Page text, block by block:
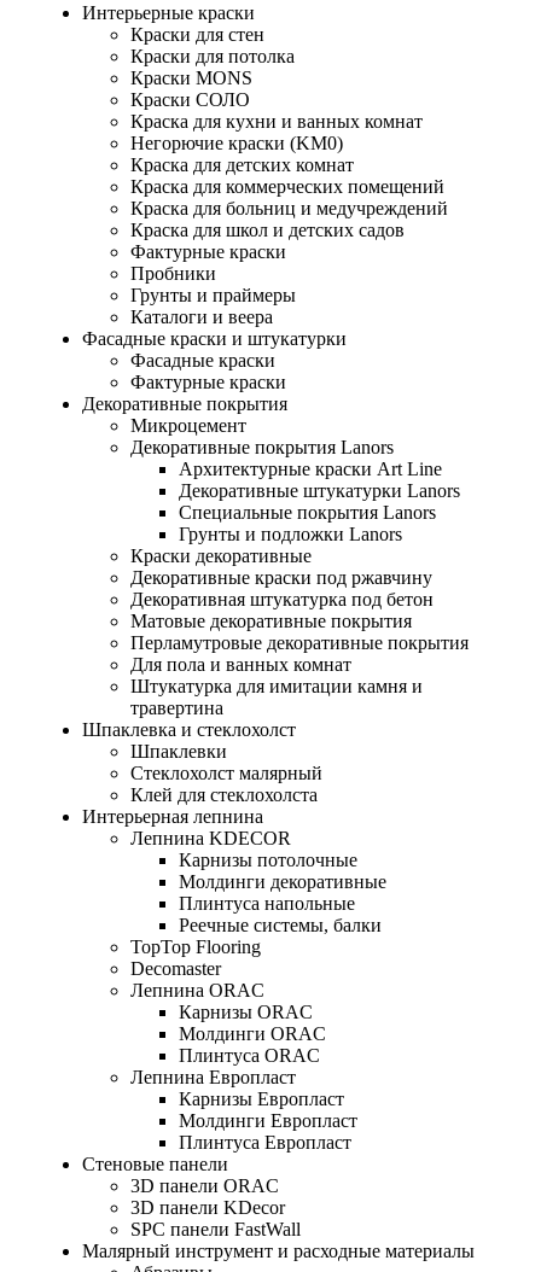
Интерьерные краски
Краски для стен
Краски для потолка
Краски MONS
Краски СОЛО
Краска для кухни и ванных комнат
Негорючие краски (KM0)
Краска для детских комнат
Краска для коммерческих помещений
Краска для больниц и медучреждений
Краска для школ и детских садов
Фактурные краски
Пробники
Грунты и праймеры
Каталоги и веера
Фасадные краски и штукатурки
Фасадные краски
Фактурные краски
Декоративные покрытия
Микроцемент
Декоративные покрытия Lanors
Архитектурные краски Art Line
Декоративные штукатурки Lanors
Специальные покрытия Lanors
Грунты и подложки Lanors
Краски декоративные
Декоративные краски под ржавчину
Декоративная штукатурка под бетон
Матовые декоративные покрытия
Перламутровые декоративные покрытия
Для пола и ванных комнат
Штукатурка для имитации камня и
травертина
Шпаклевка и стеклохолст
Шпаклевки
Стеклохолст малярный
Клей для стеклохолста
Интерьерная лепнина
Лепнина KDECOR
Карнизы потолочные
Молдинги декоративные
Плинтуса напольные
Реечные системы, балки
TopTop Flooring
Decomaster
Лепнина ORAC
Карнизы ORAC
Молдинги ORAC
Плинтуса ORAC
Лепнина Европласт
Карнизы Европласт
Молдинги Европласт
Плинтуса Европласт
Стеновые панели
3D панели ORAC
3D панели KDecor
SPC панели FastWall
Малярный инструмент и расходные материалы